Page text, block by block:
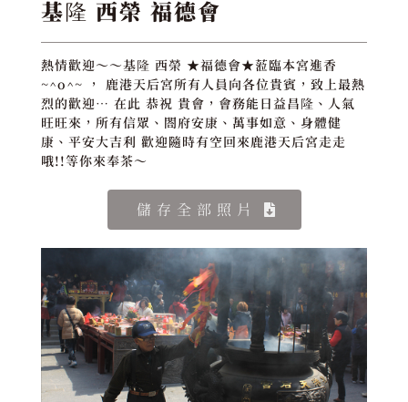
基隆 西榮 福德會
熱情歡迎～～基隆 西榮 ★福德會★蒞臨本宮進香
~^o^~ ， 鹿港天后宮所有人員向各位貴賓，致上最熱
烈的歡迎… 在此 恭祝 貴會，會務能日益昌隆、人氣
旺旺來，所有信眾、閤府安康、萬事如意、身體健
康、平安大吉利 歡迎隨時有空回來鹿港天后宮走走
哦!!等你來奉茶～
儲存全部照片